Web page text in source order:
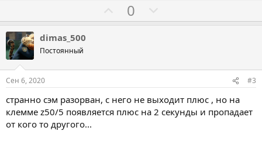
о
с
в
а
т
0
о
с
в
а
т
dimas_500
Постоянный
Сен 6, 2020 #3
странно сэм разорван, с него не выходит плюс , но на
клемме z50/5 появляется плюс на 2 секунды и пропадает
от кого то другого...